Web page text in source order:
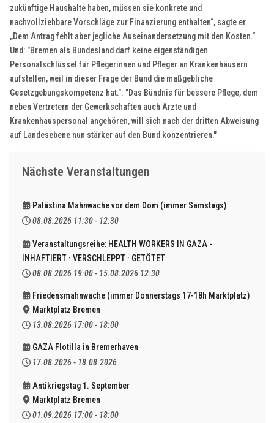
zukünftige Haushalte haben, müssen sie konkrete und
nachvollziehbare Vorschläge zur Finanzierung enthalten“, sagte er.
„Dem Antrag fehlt aber jegliche Auseinandersetzung mit den Kosten.“
Und: "Bremen als Bundesland darf keine eigenständigen
Personalschlüssel für Pflegerinnen und Pfleger an Krankenhäusern
aufstellen, weil in dieser Frage der Bund die maßgebliche
Gesetzgebungskompetenz hat.". "Das Bündnis für bessere Pflege, dem
neben Vertretern der Gewerkschaften auch Ärzte und
Krankenhauspersonal angehören, will sich nach der dritten Abweisung
auf Landesebene nun stärker auf den Bund konzentrieren."
Nächste Veranstaltungen
Palästina Mahnwache vor dem Dom (immer Samstags)
08.08.2026 11:30 - 12:30
Veranstaltungsreihe: HEALTH WORKERS IN GAZA -
INHAFTIERT · VERSCHLEPPT · GETÖTET
08.08.2026 19:00 - 15.08.2026 12:30
Friedensmahnwache (immer Donnerstags 17-18h Marktplatz)
Marktplatz Bremen
13.08.2026 17:00 - 18:00
GAZA Flotilla in Bremerhaven
17.08.2026 - 18.08.2026
Antikriegstag 1. September
Marktplatz Bremen
01.09.2026 17:00 - 18:00